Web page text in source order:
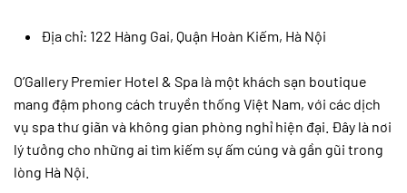
Địa chỉ: 122 Hàng Gai, Quận Hoàn Kiếm, Hà Nội
O’Gallery Premier Hotel & Spa là một khách sạn boutique
mang đậm phong cách truyền thống Việt Nam, với các dịch
vụ spa thư giãn và không gian phòng nghỉ hiện đại. Đây là nơi
lý tưởng cho những ai tìm kiếm sự ấm cúng và gần gũi trong
lòng Hà Nội.